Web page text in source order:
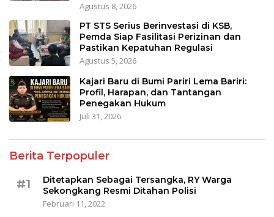
Agustus 8, 2026
PT STS Serius Berinvestasi di KSB,
Pemda Siap Fasilitasi Perizinan dan
Pastikan Kepatuhan Regulasi
Agustus 5, 2026
Kajari Baru di Bumi Pariri Lema Bariri:
Profil, Harapan, dan Tantangan
Penegakan Hukum
Juli 31, 2026
Berita Terpopuler
#1
Ditetapkan Sebagai Tersangka, RY Warga
Sekongkang Resmi Ditahan Polisi
Februari 11, 2022